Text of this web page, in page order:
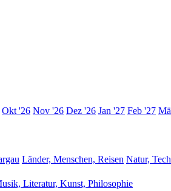
Okt '26 Nov '26 Dez '26 Jan '27 Feb '27
Länder, Menschen, Reisen Natur,
Literatur, Kunst, Philosophie